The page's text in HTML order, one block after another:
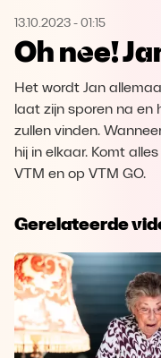
13.10.2023 - 01:15
Oh nee!
Het wordt Jan
laat zijn sporen na en
zullen vinden.
hij in elkaar. Komt
VTM en op VTM GO.
Gerelateerde